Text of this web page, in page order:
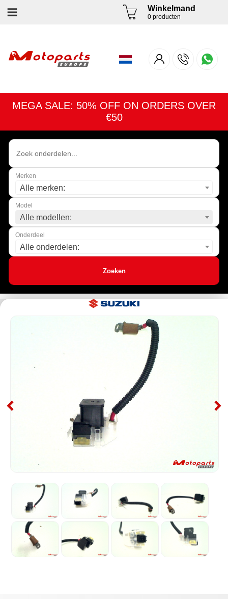
Winkelmand
0 producten
MEGA SALE: 50% OFF ON ORDERS OVER
€50
Merken
Alle merken:
Model
Alle modellen:
Onderdeel
Alle onderdelen:
Zoeken